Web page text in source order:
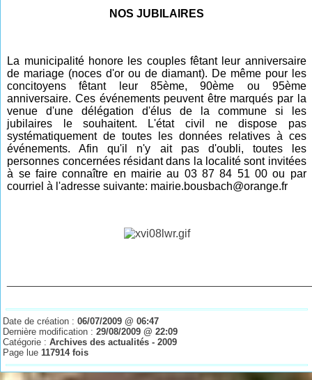
NOS JUBILAIRES
La municipalité honore les couples fêtant leur anniversaire
de mariage (noces d'or ou de diamant). De même pour les
concitoyens fêtant leur 85ème, 90ème ou 95ème
anniversaire. Ces événements peuvent être marqués par la
venue d'une délégation d'élus de la commune si les
jubilaires le souhaitent.
L'état civil ne dispose pas
systématiquement de toutes les données relatives à ces
événements. Afin qu'il n'y ait pas d'oubli, toutes les
personnes concernées résidant dans la localité sont invitées
à se faire connaître en mairie au 03 87 84 51 00 ou par
courriel à l'adresse suivante: mairie.bousbach@orange.fr
Date de création :06/07/2009 @ 06:47
Dernière modification :29/08/2009 @ 22:09
Catégorie :Archives des actualités - 2009
Page lue117914 fois